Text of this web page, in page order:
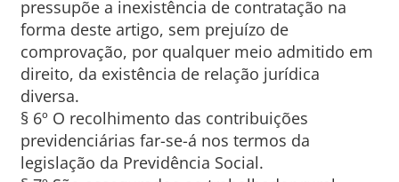
pressupõe a inexistência de contratação na
forma deste artigo, sem prejuízo de
comprovação, por qualquer meio admitido em
direito, da existência de relação jurídica
diversa.
§ 6º O recolhimento das contribuições
previdenciárias far-se-á nos termos da
legislação da Previdência Social.